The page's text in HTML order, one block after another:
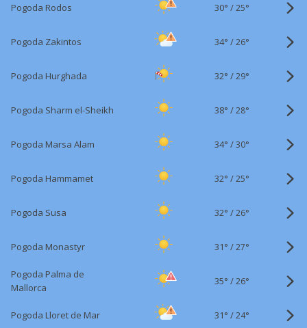
Pogoda Rodos 30° /25°
Pogoda Zakintos 34° /26°
Pogoda Hurghada 32° /29°
Pogoda Sharm el-Sheikh 38° /28°
Pogoda Marsa Alam 34° /30°
Pogoda Hammamet 32° /25°
Pogoda Susa 32° /26°
Pogoda Monastyr 31° /27°
Pogoda Palma de
Mallorca
35° /26°
Pogoda Lloret de Mar 31° /24°